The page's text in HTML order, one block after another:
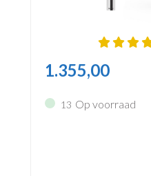
1.355,00
13 Op voorraad